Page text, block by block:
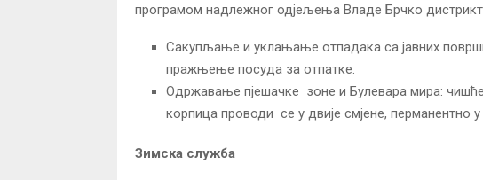
програмом надлежног одјељења Владе Брчко
Сакупљање и уклањање отпадака са јавних
пражњење посуда за отпатке.
Одржавање пјешачке зоне и Булевара мира:
корпица проводи се у двије смјене, перманентно
Зимска служба